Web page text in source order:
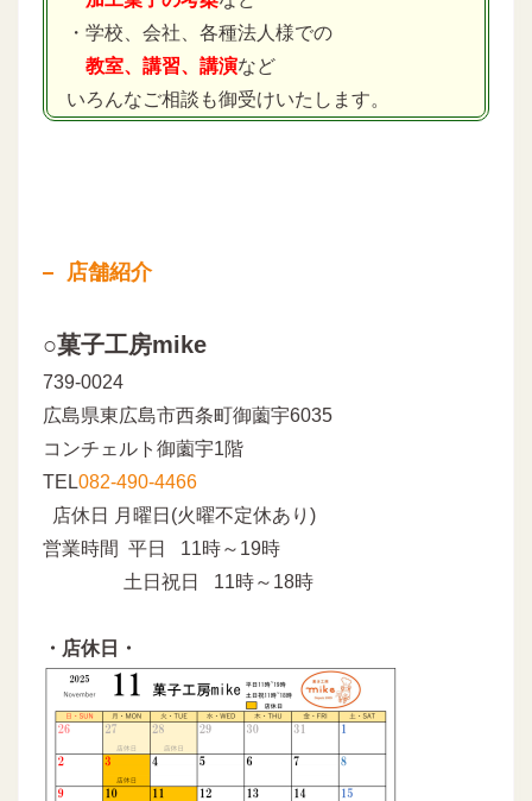
・学校、会社、各種法人様での
教室、講習、講演など
いろんなご相談も御受けいたします。
店舗紹介
○菓子工房mike
739-0024
広島県東広島市西条町御薗宇6035
コンチェルト御薗宇1階
TEL082-490-4466
店休日 月曜日(火曜不定休あり)
営業時間 平日 11時～19時
土日祝日 11時～18時
・店休日・